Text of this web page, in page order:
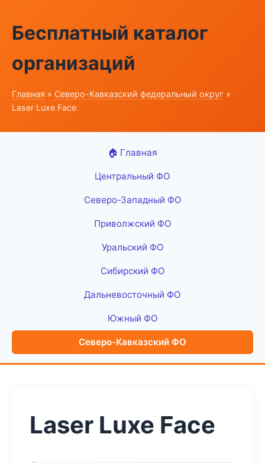
Бесплатный каталог
организаций
Главная » Северо-Кавказский федеральный округ »
Laser Luxe Face
🏠 Главная
Центральный ФО
Северо-Западный ФО
Приволжский ФО
Уральский ФО
Сибирский ФО
Дальневосточный ФО
Южный ФО
Северо-Кавказский ФО
Laser Luxe Face